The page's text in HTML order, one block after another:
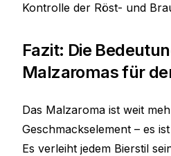
Kontrolle der Röst- und
Fazit: Die
Malzaromas für
Das Malzaroma ist weit
Geschmackselement – es
Es verleiht jedem Bierstil